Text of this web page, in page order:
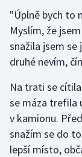
"Úplně bych to
Myslím, že
snažila jsem
druhé nevím,
Na trati se
se máza trefila
v kamionu.
snažím se do
lepší místo,